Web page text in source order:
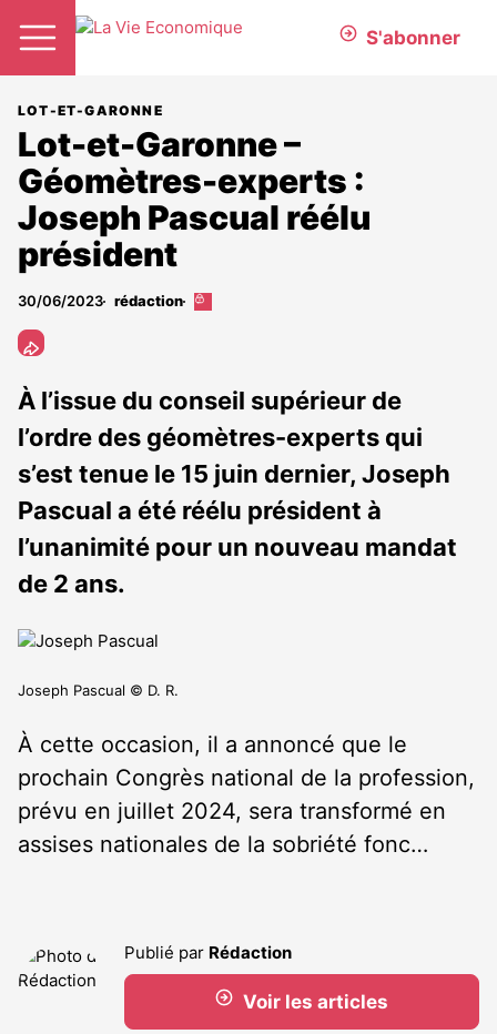
S'abonner
LOT-ET-GARONNE
Lot-et-Garonne –
Géomètres-experts :
Joseph Pascual réélu
président
30/06/2023 rédaction
Cet
abonnés
À l’issue du conseil supérieur de
l’ordre des géomètres-experts qui
s’est tenue le 15 juin dernier, Joseph
Pascual a été réélu président à
l’unanimité pour un nouveau mandat
de 2 ans.
Joseph Pascual © D. R.
À cette occasion, il a annoncé que le
prochain Congrès national de la profession,
prévu en juillet 2024, sera transformé en
assises nationales de la sobriété fonc…
Publié par Rédaction
Voir les articles